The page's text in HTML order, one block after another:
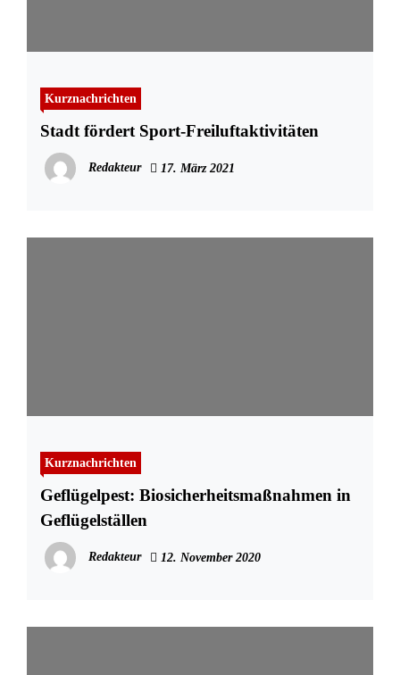
Kurznachrichten
Stadt fördert Sport-Freiluftaktivitäten
Redakteur 17. März 2021
Kurznachrichten
Geflügelpest: Biosicherheitsmaßnahmen in
Geflügelställen
Redakteur 12. November 2020